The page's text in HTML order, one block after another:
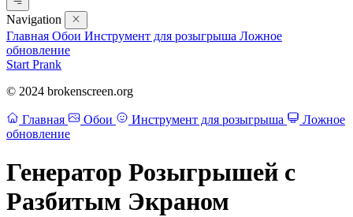
Navigation
Главная Обои Инструмент для розыгрыша Ложное
обновление
Start Prank
© 2024 brokenscreen.org
Главная Обои Инструмент для розыгрыша
Ложное
обновление
Генератор Розыгрышей с
Разбитым Экраном